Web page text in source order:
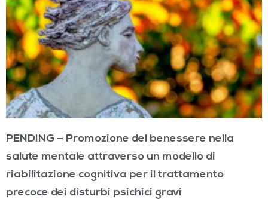
PENDING – Promozione del benessere nella
salute mentale attraverso un modello di
riabilitazione cognitiva per il trattamento
precoce dei disturbi psichici gravi